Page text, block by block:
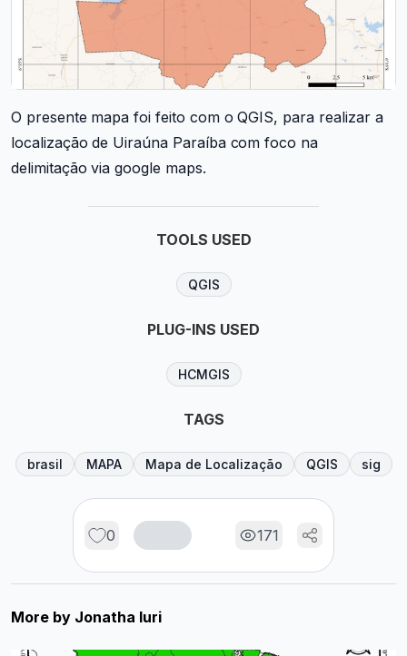
O presente mapa foi feito com o QGIS, para realizar a
localização de Uiraúna Paraíba com foco na
delimitação via google maps.
TOOLS USED
QGIS
PLUG-INS USED
HCMGIS
TAGS
brasil MAPA Mapa de Localização QGIS sig
0 171
More by Jonatha Iuri